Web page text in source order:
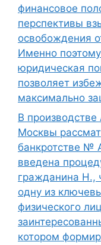
финансовое
перспективы
освобождения
Именно
юридическая
позволяет
максимально
В
Москвы
банкротстве №
введена
гражданина Н.,
одну из
физического
котором